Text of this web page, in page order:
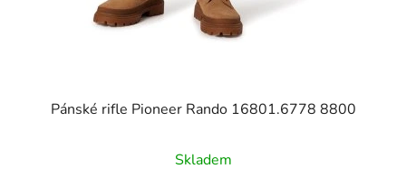
Pánské rifle Pioneer Rando 16801.6778 8800
Skladem